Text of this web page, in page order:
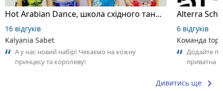
Hot Arabian Dance, школа східного танцю
16 відгуків
Kalyania Sabet
А у нас новий набір! Чекаємо на кожну
принцесу та королеву!
6 відгуків
Команда
Додайте
приватна
Дивитись ще keyboard_arrow_right